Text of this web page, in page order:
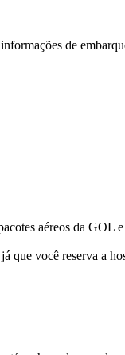
de
aéreos da GOL
que você reserva a